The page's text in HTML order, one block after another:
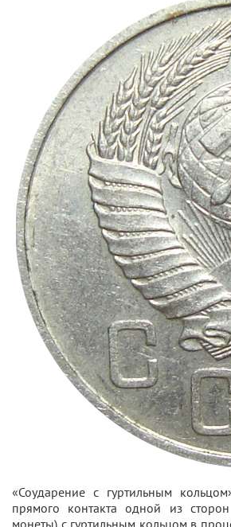
«Соударение с гуртильным
прямого контакта одной из
монеты) с гуртильным кольцом в